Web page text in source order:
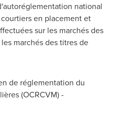
national
en placement et
sur les marchés des
marchés des titres de
de réglementation du
(OCRCVM) -